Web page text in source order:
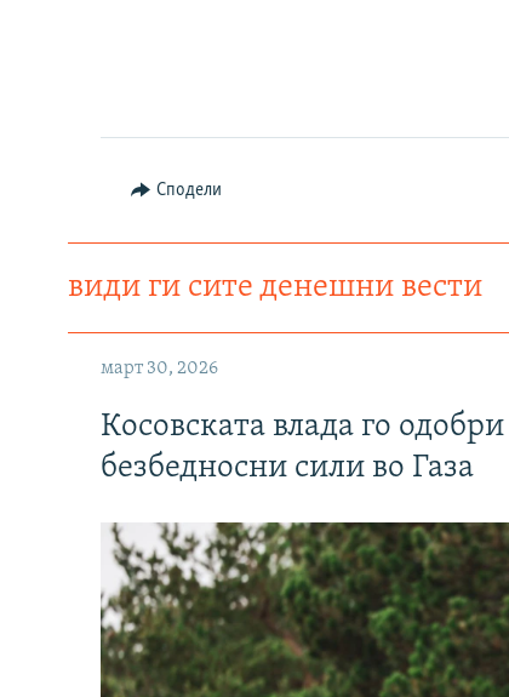
Сподели
види ги сите денешни вести
март 30, 2026
Косовската влада го
безбедносни сили во Газа